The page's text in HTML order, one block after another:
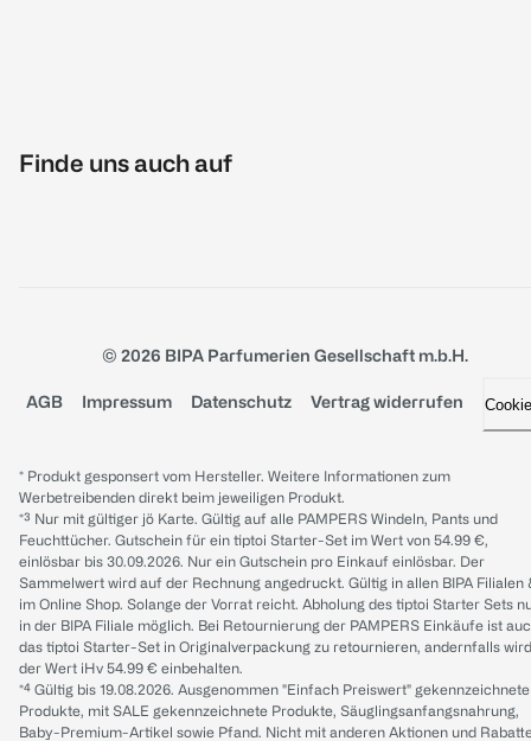
Finde uns auch auf
© 2026 BIPA Parfumerien Gesellschaft m.b.H.
AGB Impressum Datenschutz Vertrag widerrufen
* Produkt gesponsert vom Hersteller. Weitere Informationen zum
Werbetreibenden direkt beim jeweiligen Produkt.
*³ Nur mit gültiger jö Karte. Gültig auf alle PAMPERS Windeln, Pants und
Feuchttücher. Gutschein für ein tiptoi Starter-Set im Wert von 54.99 €,
einlösbar bis 30.09.2026. Nur ein Gutschein pro Einkauf einlösbar. Der
Sammelwert wird auf der Rechnung angedruckt. Gültig in allen BIPA Filialen
im Online Shop. Solange der Vorrat reicht. Abholung des tiptoi Starter Sets
in der BIPA Filiale möglich. Bei Retournierung der PAMPERS Einkäufe ist
das tiptoi Starter-Set in Originalverpackung zu retournieren, andernfalls wird
der Wert iHv 54.99 € einbehalten.
*⁴ Gültig bis 19.08.2026. Ausgenommen "Einfach Preiswert" gekennzeichnete
Produkte, mit SALE gekennzeichnete Produkte, Säuglingsanfangsnahrung,
Baby-Premium-Artikel sowie Pfand. Nicht mit anderen Aktionen und